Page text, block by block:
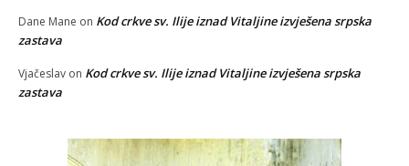
Dane Mane on Kod crkve sv. Ilije iznad Vitaljine izvješena srpska
zastava
Vjačeslav on Kod crkve sv. Ilije iznad Vitaljine izvješena srpska
zastava